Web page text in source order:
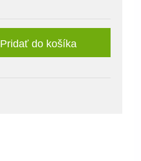
Pridať do košíka